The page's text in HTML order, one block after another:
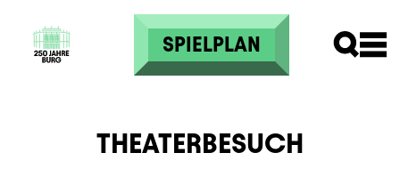
Direkt zum Inhalt
SPIELPLAN
THEATERBESUCH